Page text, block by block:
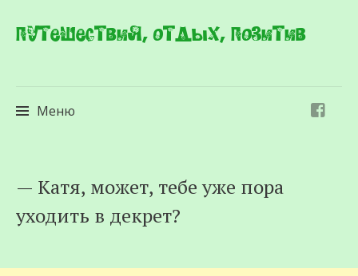
Путешествия, отдых, позитив
Меню
к
содержимому
— Катя, может, тебе уже пора
уходить в декрет?